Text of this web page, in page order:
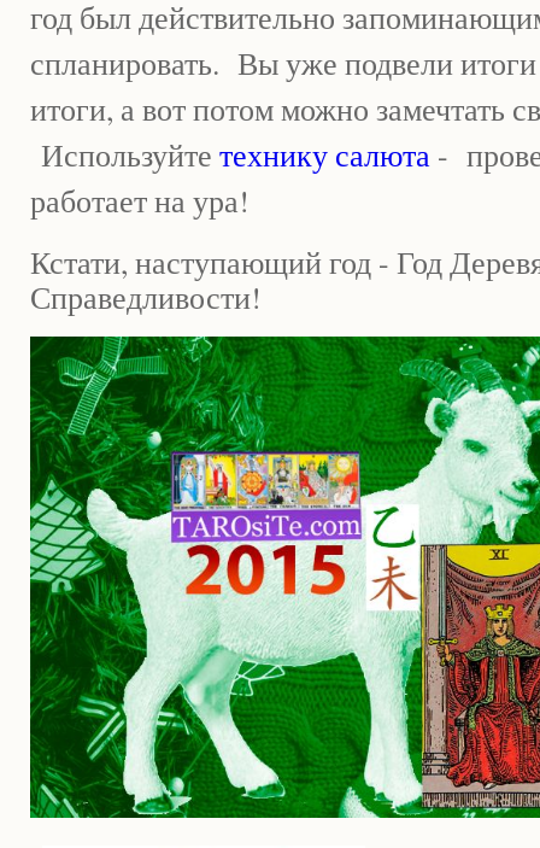
год был действительно
спланировать. Вы уже подвели
итоги, а вот потом можно замечтать
Используйте технику салюта -
работает на ура!
Кстати, наступающий год - Год
Справедливости!